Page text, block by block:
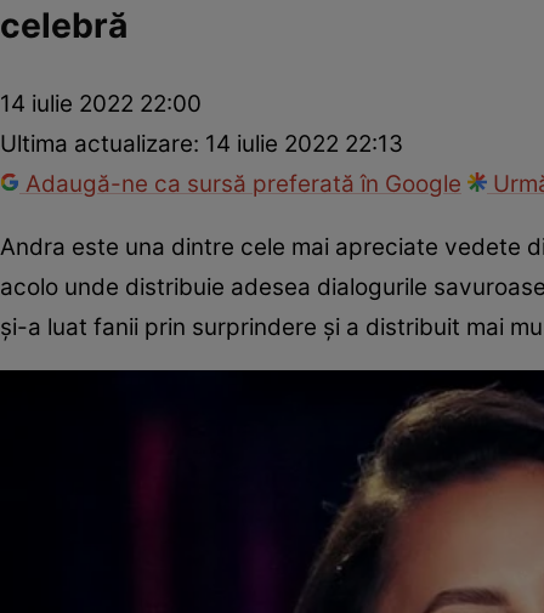
celebră
14 iulie 2022 22:00
Ultima actualizare: 14 iulie 2022 22:13
Adaugă-ne ca sursă preferată în Google
Andra este una dintre cele mai apreciate vedete
acolo unde distribuie adesea dialogurile
și-a luat fanii prin surprindere și a distribuit mai